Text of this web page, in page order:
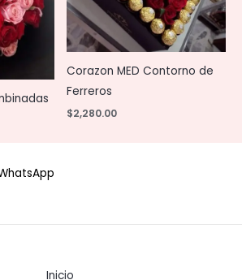
Corazon MED Contorno de
Ferreros
$2,280.00
Inicio